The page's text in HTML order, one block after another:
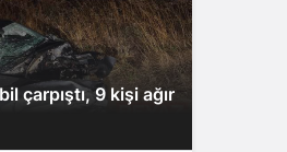
çarpıştı, 9 kişi ağır